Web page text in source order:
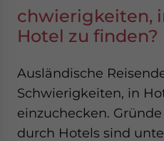
chwierigkeiten,
Hotel zu finden?
Ausländische
Schwierigkeiten, in
einzuchecken.
durch Hotels sind